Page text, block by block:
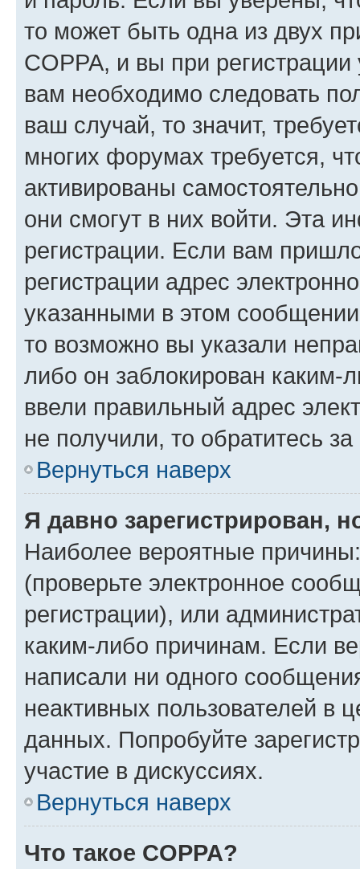
то может быть одна из двух
COPPA, и вы при
вам необходимо следовать
ваш случай, то значит,
многих форумах требуется,
активированы
они смогут в них войти. Эта
регистрации. Если вам
регистрации адрес
указанными в этом
то возможно вы указали
либо он заблокирован
ввели правильный адрес
не получили, то обратитесь
Вернуться наверх
Я давно зарегистрирован,
Наиболее вероятные
(проверьте электронное
регистрации), или
каким-либо причинам. Если
написали ни одного
неактивных пользователей в
данных. Попробуйте
участие в дискуссиях.
Вернуться наверх
Что такое COPPA?